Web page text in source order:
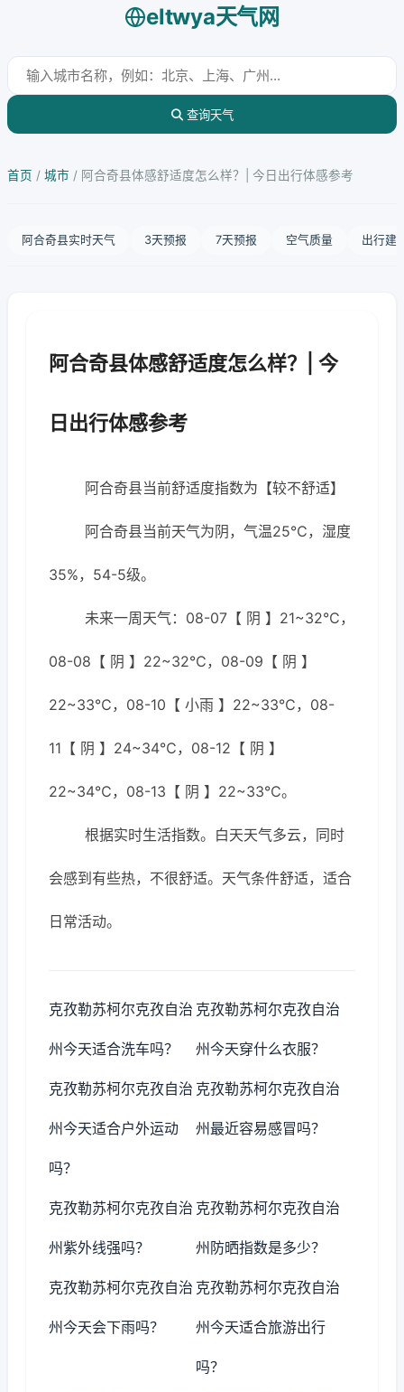
eltwya天气网
查询天气
首页 / 城市 / 阿合奇县体感舒适度怎么样？| 今日出行体感参考
阿合奇县实时天气 3天预报 7天预报 空气质量 出行建
阿合奇县体感舒适度怎么样？| 今
日出行体感参考
阿合奇县当前舒适度指数为【较不舒适】
阿合奇县当前天气为阴，气温25℃，湿度
35%，54-5级。
未来一周天气：08-07【 阴 】21~32℃，
08-08【 阴 】22~32℃，08-09【 阴 】
22~33℃，08-10【 小雨 】22~33℃，08-
11【 阴 】24~34℃，08-12【 阴 】
22~34℃，08-13【 阴 】22~33℃。
根据实时生活指数。白天天气多云，同时
会感到有些热，不很舒适。天气条件舒适，适合
日常活动。
克孜勒苏柯尔克孜自治
州今天适合洗车吗？
克孜勒苏柯尔克孜自治
州今天穿什么衣服？
克孜勒苏柯尔克孜自治
州今天适合户外运动
吗？
克孜勒苏柯尔克孜自治
州最近容易感冒吗？
克孜勒苏柯尔克孜自治
州紫外线强吗？
克孜勒苏柯尔克孜自治
州防晒指数是多少？
克孜勒苏柯尔克孜自治
州今天会下雨吗？
克孜勒苏柯尔克孜自治
州今天适合旅游出行
吗？